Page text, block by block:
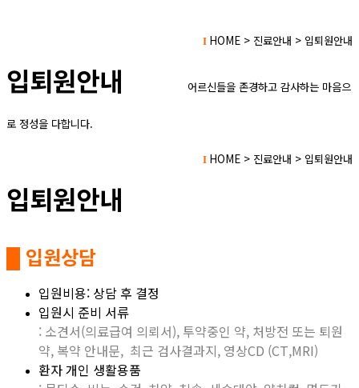
I HOME > 진료안내 > 입퇴원안내
입퇴원안내 어르신들을 존경하고 감사하는 마음으
로 정성을 다합니다.
I HOME > 진료안내 > 입퇴원안내
입퇴원안내
█ 입원상담
입원비용: 상담 후 결정
입원시 준비 서류
: 소견서(의료급여 의뢰서), 투약중인 약, 처방전 또는 퇴원
약, 복약 안내문, 최근 검사결과지, 영상CD (CT,MRI)
환자 개인 생활용품